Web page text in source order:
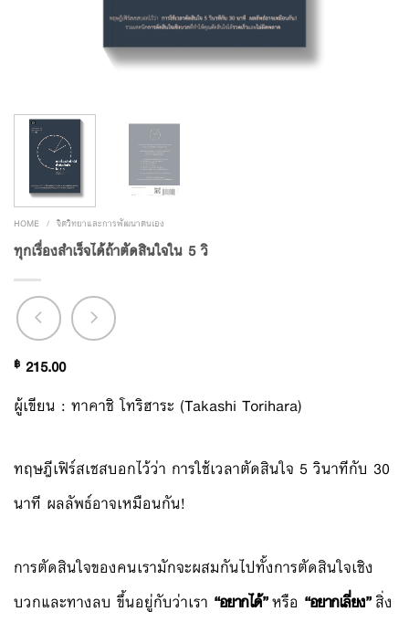
HOME / จิตวิทยาและการพัฒนาตนเอง
ทุกเรื่องสำเร็จได้ถ้าตัดสินใจใน 5 วิ
฿ 215.00
ผู้เขียน : ทาคาชิ โทริฮาระ (Takashi Torihara)
ทฤษฎีเฟิร์สเชสบอกไว้ว่า การใช้เวลาตัดสินใจ 5 วินาทีกับ 30
นาที ผลลัพธ์อาจเหมือนกัน!
การตัดสินใจของคนเรามักจะผสมกันไปทั้งการตัดสินใจเชิง
บวกและทางลบ ขึ้นอยู่กับว่าเรา “อยากได้”หรือ “อยากเลี่ยง”สิ่ง